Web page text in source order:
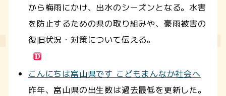
から梅雨にかけ、出水のシーズンとなる。水害
を防止するための県の取り組みや、豪雨被害の
復旧状況・対策について伝える。
こんにちは富山県です こどもまんなか社会へ
昨年、富山県の出生数は過去最低を更新した。